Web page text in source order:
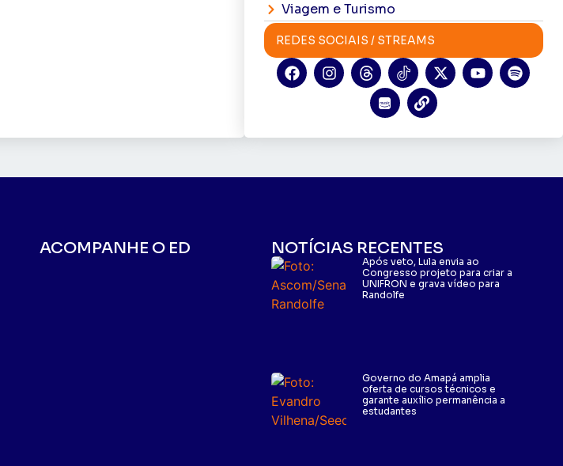
Viagem e Turismo
REDES SOCIAIS / STREAMS
ACOMPANHE O ED NOTÍCIAS RECENTES
Após veto, Lula envia ao
Congresso projeto para criar a
UNIFRON e grava vídeo para
Randolfe
Governo do Amapá amplia
oferta de cursos técnicos e
garante auxílio permanência a
estudantes